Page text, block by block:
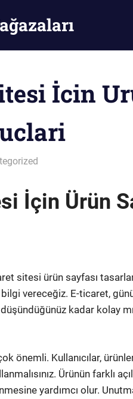
İcin
İçin Ürün
sitesi ürün sayfası
vereceğiz. E-ticaret,
kadar kolay
önemli. Kullanıcılar,
Ürünün farklı
yardımcı olur.